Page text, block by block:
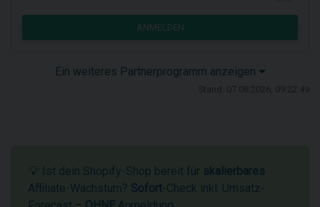
ANMELDEN
Ein weiteres Partnerprogramm anzeigen
💡 Ist dein Shopify-Shop bereit für skalierbares
Affiliate-Wachstum? Sofort-Check inkl. Umsatz-